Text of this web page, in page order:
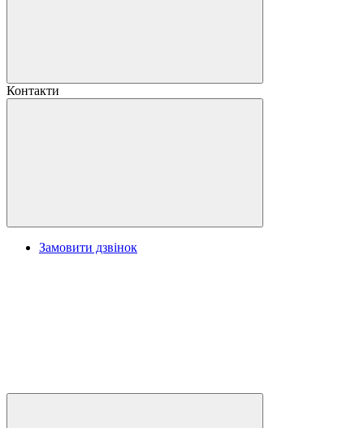
Контакти
Замовити дзвінок